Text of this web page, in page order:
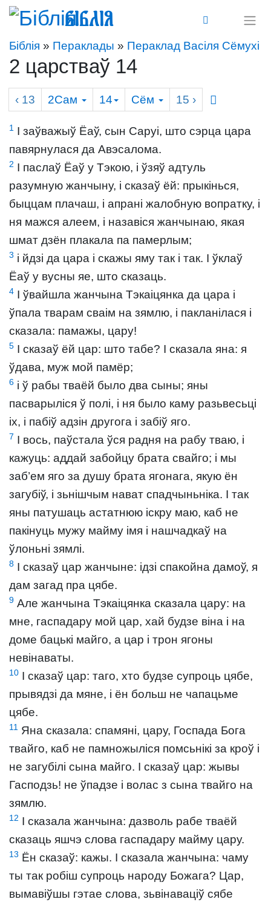
Біблія
Біблія » Пераклады » Пераклад Васіля Сёмухі
2 царстваў 14
‹ 13 2Сам 14 Сём 15 ›
1 І заўважыў Ёаў, сын Саруі, што сэрца цара
павярнулася да Авэсалома.
2 І паслаў Ёаў у Тэкою, і ўзяў адтуль
разумную жанчыну, і сказаў ёй: прыкінься,
быццам плачаш, і апрані жалобную вопратку, і
ня мажся алеем, і назавіся жанчынаю, якая
шмат дзён плакала па памерлым;
3 і йдзі да цара і скажы яму так і так. І ўклаў
Ёаў у вусны яе, што сказаць.
4 І ўвайшла жанчына Тэкаіцянка да цара і
ўпала тварам сваім на зямлю, і пакланілася і
сказала: памажы, цару!
5 І сказаў ёй цар: што табе? І сказала яна: я
ўдава, муж мой памёр;
6 і ў рабы тваёй было два сыны; яны
пасварыліся ў полі, і ня было каму разьвесьці
іх, і пабіў адзін другога і забіў яго.
7 І вось, паўстала ўся радня на рабу тваю, і
кажуць: аддай забойцу брата свайго; і мы
заб’ем яго за душу брата ягонага, якую ён
загубіў, і зьнішчым нават спадчыньніка. І так
яны патушаць астатнюю іскру маю, каб не
пакінуць мужу майму імя і нашчадкаў на
ўлоньні зямлі.
8 І сказаў цар жанчыне: ідзі спакойна дамоў, я
дам загад пра цябе.
9 Але жанчына Тэкаіцянка сказала цару: на
мне, гаспадару мой цар, хай будзе віна і на
доме бацькі майго, а цар і трон ягоны
невінаваты.
10 І сказаў цар: таго, хто будзе супроць цябе,
прывядзі да мяне, і ён больш не чапацьме
цябе.
11 Яна сказала: спамяні, цару, Госпада Бога
твайго, каб не памножыліся помсьнікі за кроў і
не загубілі сына майго. І сказаў цар: жывы
Гасподзь! не ўпадзе і волас з сына твайго на
зямлю.
12 І сказала жанчына: дазволь рабе тваёй
сказаць яшчэ слова гаспадару майму цару.
13 Ён сказаў: кажы. І сказала жанчына: чаму
ты так робіш супроць народу Божага? Цар,
вымавіўшы гэтае слова, зьвінаваціў сябе